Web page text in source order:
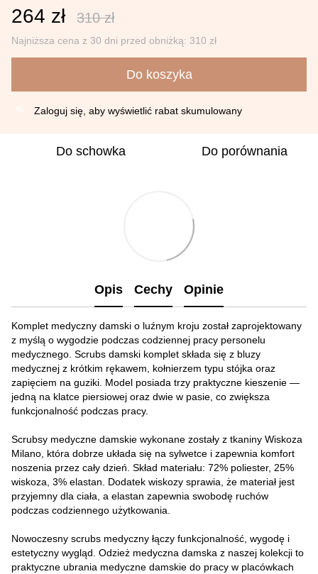
264 zł 310 zł
Najniższa cena z 30 dni przed obniżką: 310 zł
Do koszyka
Zaloguj się , aby wyświetlić rabat skumulowany
Do schowka Do porównania
Opis Cechy Opinie
Komplet medyczny damski o luźnym kroju został zaprojektowany
z myślą o wygodzie podczas codziennej pracy personelu
medycznego. Scrubs damski komplet składa się z bluzy
medycznej z krótkim rękawem, kołnierzem typu stójka oraz
zapięciem na guziki. Model posiada trzy praktyczne kieszenie —
jedną na klatce piersiowej oraz dwie w pasie, co zwiększa
funkcjonalność podczas pracy.
Scrubsy medyczne damskie wykonane zostały z tkaniny Wiskoza
Milano, która dobrze układa się na sylwetce i zapewnia komfort
noszenia przez cały dzień. Skład materiału: 72% poliester, 25%
wiskoza, 3% elastan. Dodatek wiskozy sprawia, że materiał jest
przyjemny dla ciała, a elastan zapewnia swobodę ruchów
podczas codziennego użytkowania.
Nowoczesny scrubs medyczny łączy funkcjonalność, wygodę i
estetyczny wygląd. Odzież medyczna damska z naszej kolekcji to
praktyczne ubrania medyczne damskie do pracy w placówkach